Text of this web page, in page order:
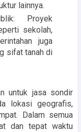
lainnya.
Proyek
sekolah,
juga
sifat tanah di
untuk jasa sondir
lokasi geografis,
Dalam semua
dan tepat waktu